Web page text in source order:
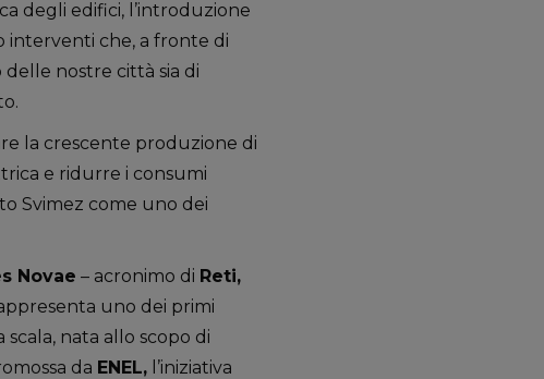
degli edifici, l’introduzione
interventi che, a fronte di
nostre città sia di
la crescente produzione di
e ridurre i consumi
Svimez come uno dei
Novae – acronimo di Reti,
uno dei primi
nata allo scopo di
da ENEL,l’iniziativa